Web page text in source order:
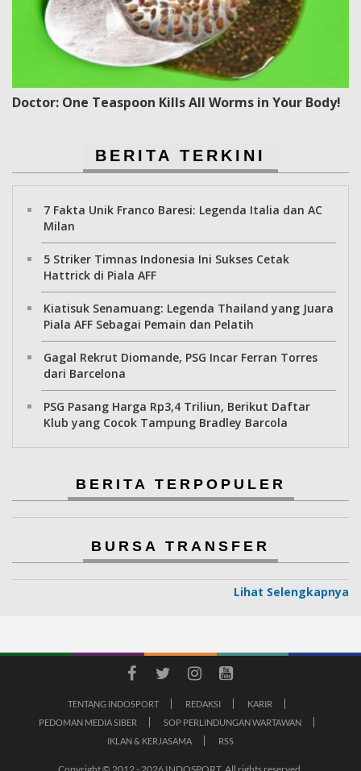
Doctor: One Teaspoon Kills All Worms in Your Body!
BERITA TERKINI
7 Fakta Unik Franco Baresi: Legenda Italia dan AC
Milan
5 Striker Timnas Indonesia Ini Sukses Cetak
Hattrick di Piala AFF
Kiatisuk Senamuang: Legenda Thailand yang Juara
Piala AFF Sebagai Pemain dan Pelatih
Gagal Rekrut Diomande, PSG Incar Ferran Torres
dari Barcelona
PSG Pasang Harga Rp3,4 Triliun, Berikut Daftar
Klub yang Cocok Tampung Bradley Barcola
BERITA TERPOPULER
BURSA TRANSFER
Lihat Selengkapnya
TENTANG INDOSPORT REDAKSI
KARIR
PEDOMAN MEDIA SIBER
SOP PERLINDUNGAN WARTAWAN
IKLAN & KERJASAMA
RSS